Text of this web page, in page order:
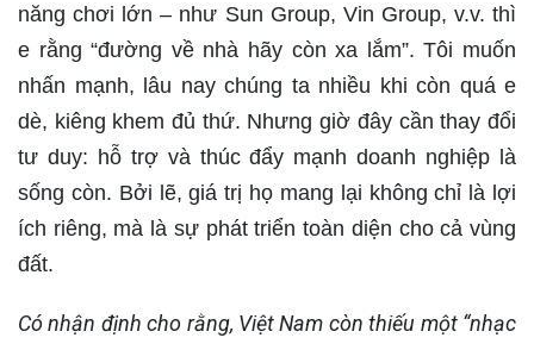
năng chơi lớn – như Sun Group, Vin Group, v.v. thì
e rằng “đường về nhà hãy còn xa lắm”. Tôi muốn
nhấn mạnh, lâu nay chúng ta nhiều khi còn quá e
dè, kiêng khem đủ thứ. Nhưng giờ đây cần thay đổi
tư duy: hỗ trợ và thúc đẩy mạnh doanh nghiệp là
sống còn. Bởi lẽ, giá trị họ mang lại không chỉ là lợi
ích riêng, mà là sự phát triển toàn diện cho cả vùng
đất.
Có nhận định cho rằng, Việt Nam còn thiếu một “nhạc